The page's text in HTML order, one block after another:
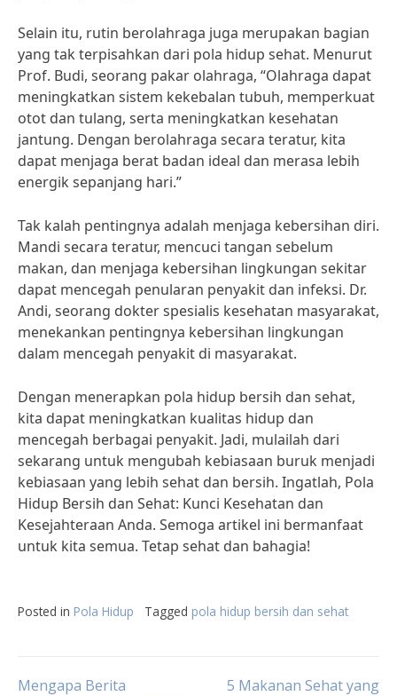
Selain itu, rutin berolahraga juga merupakan bagian
yang tak terpisahkan dari pola hidup sehat. Menurut
Prof. Budi, seorang pakar olahraga, “Olahraga dapat
meningkatkan sistem kekebalan tubuh, memperkuat
otot dan tulang, serta meningkatkan kesehatan
jantung. Dengan berolahraga secara teratur, kita
dapat menjaga berat badan ideal dan merasa lebih
energik sepanjang hari.”
Tak kalah pentingnya adalah menjaga kebersihan diri.
Mandi secara teratur, mencuci tangan sebelum
makan, dan menjaga kebersihan lingkungan sekitar
dapat mencegah penularan penyakit dan infeksi. Dr.
Andi, seorang dokter spesialis kesehatan masyarakat,
menekankan pentingnya kebersihan lingkungan
dalam mencegah penyakit di masyarakat.
Dengan menerapkan pola hidup bersih dan sehat,
kita dapat meningkatkan kualitas hidup dan
mencegah berbagai penyakit. Jadi, mulailah dari
sekarang untuk mengubah kebiasaan buruk menjadi
kebiasaan yang lebih sehat dan bersih. Ingatlah, Pola
Hidup Bersih dan Sehat: Kunci Kesehatan dan
Kesejahteraan Anda. Semoga artikel ini bermanfaat
untuk kita semua. Tetap sehat dan bahagia!
Posted in Pola Hidup Tagged pola hidup bersih dan sehat
Mengapa Berita
5 Makanan Sehat yang